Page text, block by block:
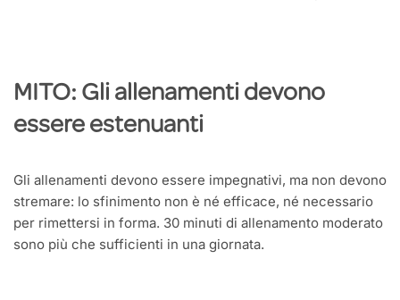
MITO: Gli allenamenti devono
essere estenuanti
Gli allenamenti devono essere impegnativi, ma non devono
stremare: lo sfinimento non è né efficace, né necessario
per rimettersi in forma. 30 minuti di allenamento moderato
sono più che sufficienti in una giornata.